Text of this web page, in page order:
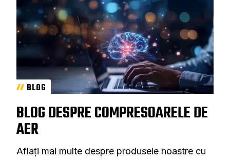
BLOG
BLOG DESPRE COMPRESOARELE DE
AER
Aflați mai multe despre produsele noastre cu